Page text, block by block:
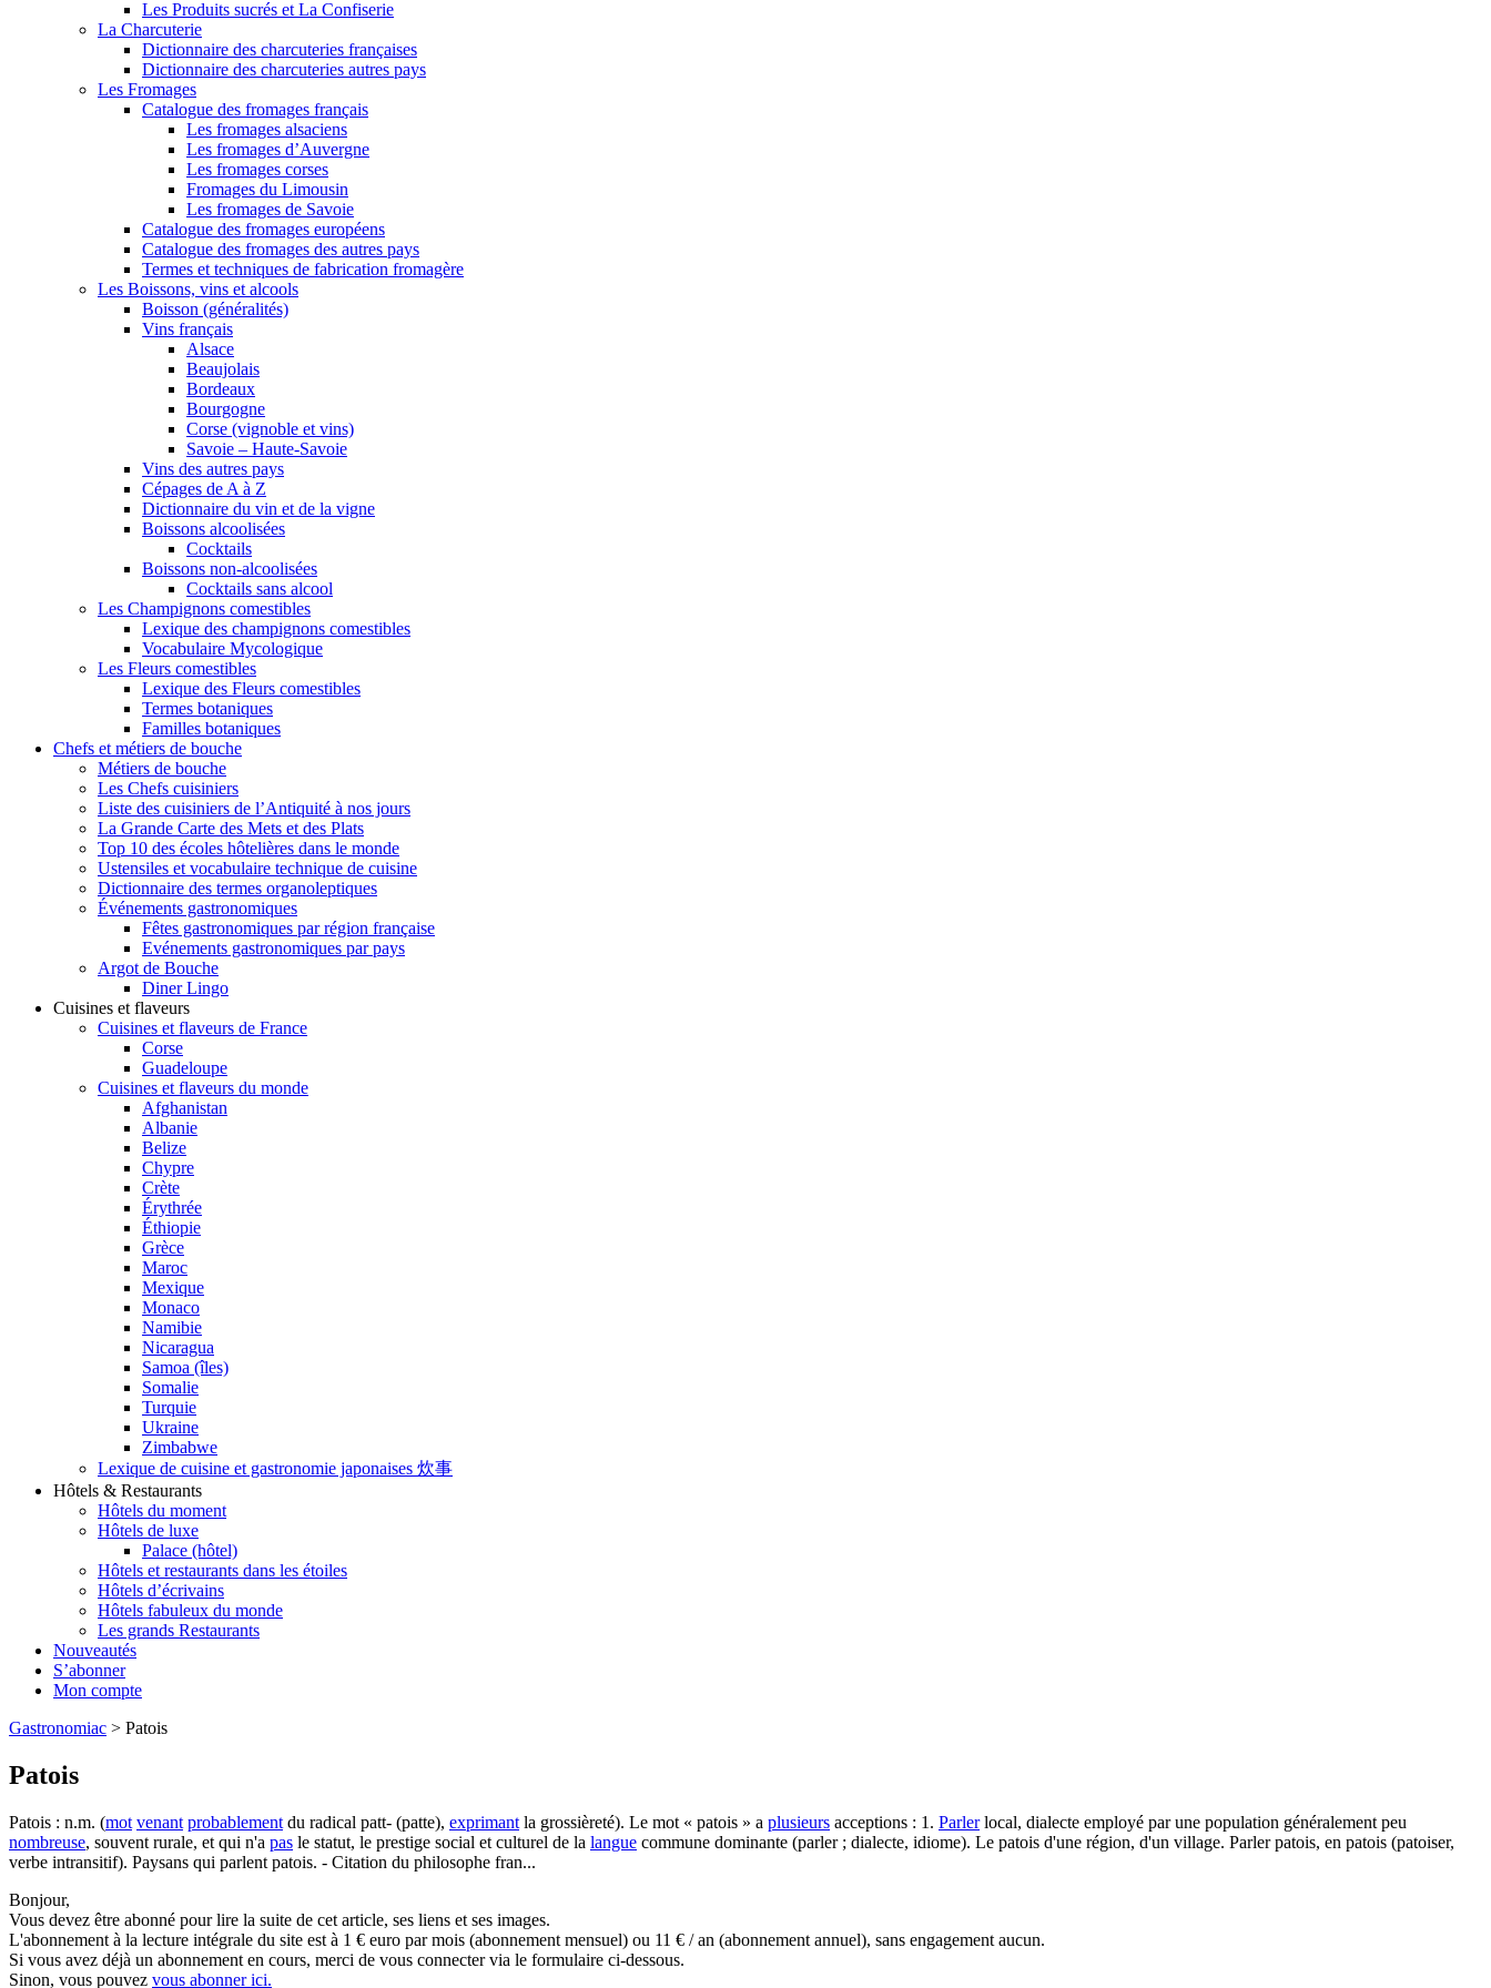
Les Produits sucrés et La Confiserie
La Charcuterie
Dictionnaire des charcuteries françaises
Dictionnaire des charcuteries autres pays
Les Fromages
Catalogue des fromages français
Les fromages alsaciens
Les fromages d’Auvergne
Les fromages corses
Fromages du Limousin
Les fromages de Savoie
Catalogue des fromages européens
Catalogue des fromages des autres pays
Termes et techniques de fabrication fromagère
Les Boissons, vins et alcools
Boisson (généralités)
Vins français
Alsace
Beaujolais
Bordeaux
Bourgogne
Corse (vignoble et vins)
Savoie – Haute-Savoie
Vins des autres pays
Cépages de A à Z
Dictionnaire du vin et de la vigne
Boissons alcoolisées
Cocktails
Boissons non-alcoolisées
Cocktails sans alcool
Les Champignons comestibles
Lexique des champignons comestibles
Vocabulaire Mycologique
Les Fleurs comestibles
Lexique des Fleurs comestibles
Termes botaniques
Familles botaniques
Chefs et métiers de bouche
Métiers de bouche
Les Chefs cuisiniers
Liste des cuisiniers de l’Antiquité à nos jours
La Grande Carte des Mets et des Plats
Top 10 des écoles hôtelières dans le monde
Ustensiles et vocabulaire technique de cuisine
Dictionnaire des termes organoleptiques
Événements gastronomiques
Fêtes gastronomiques par région française
Evénements gastronomiques par pays
Argot de Bouche
Diner Lingo
Cuisines et flaveurs
Cuisines et flaveurs de France
Corse
Guadeloupe
Cuisines et flaveurs du monde
Afghanistan
Albanie
Belize
Chypre
Crète
Érythrée
Éthiopie
Grèce
Maroc
Mexique
Monaco
Namibie
Nicaragua
Samoa (îles)
Somalie
Turquie
Ukraine
Zimbabwe
Lexique de cuisine et gastronomie japonaises 炊事
Hôtels & Restaurants
Hôtels du moment
Hôtels de luxe
Palace (hôtel)
Hôtels et restaurants dans les étoiles
Hôtels d’écrivains
Hôtels fabuleux du monde
Les grands Restaurants
Nouveautés
S’abonner
Mon compte
Gastronomiac > Patois
Patois
Patois : n.m. (mot venant probablement du radical patt- (patte), exprimant la grossièreté). Le mot « patois » a plusieurs acceptions : 1. Parlerlocal, dialecte employé par une population généralement peu
nombreuse, souvent rurale, et qui n'a pas le statut, le prestige social et culturel de la langue commune dominante (parler ; dialecte, idiome). Le patois d'une région, d'un village. Parler patois, en patois (patoiser,
verbe intransitif). Paysans qui parlent patois. - Citation du philosophe fran...
Bonjour,
Vous devez être abonné pour lire la suite de cet article, ses liens et ses images.
L'abonnement à la lecture intégrale du site est à 1 € euro par mois (abonnement mensuel) ou 11 € / an (abonnement annuel), sans engagement aucun.
Si vous avez déjà un abonnement en cours, merci de vous connecter via le formulaire ci-dessous.
Sinon, vous pouvez vous abonner ici.